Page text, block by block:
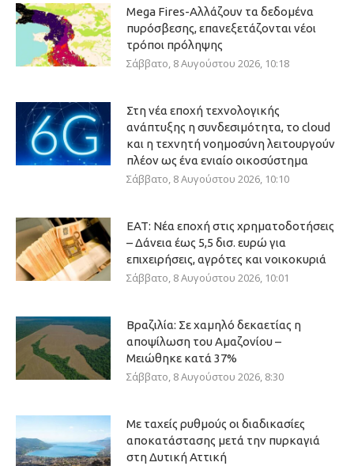
Mega Fires-Αλλάζουν τα δεδομένα
πυρόσβεσης, επανεξετάζονται νέοι
τρόποι πρόληψης
Σάββατο, 8 Αυγούστου 2026, 10:18
Στη νέα εποχή τεχνολογικής
ανάπτυξης η συνδεσιμότητα, το cloud
και η τεχνητή νοημοσύνη λειτουργούν
πλέον ως ένα ενιαίο οικοσύστημα
Σάββατο, 8 Αυγούστου 2026, 10:10
ΕΑΤ: Νέα εποχή στις χρηματοδοτήσεις
– Δάνεια έως 5,5 δισ. ευρώ για
επιχειρήσεις, αγρότες και νοικοκυριά
Σάββατο, 8 Αυγούστου 2026, 10:01
Βραζιλία: Σε χαμηλό δεκαετίας η
αποψίλωση του Αμαζονίου –
Μειώθηκε κατά 37%
Σάββατο, 8 Αυγούστου 2026, 8:30
Με ταχείς ρυθμούς οι διαδικασίες
αποκατάστασης μετά την πυρκαγιά
στη Δυτική Αττική